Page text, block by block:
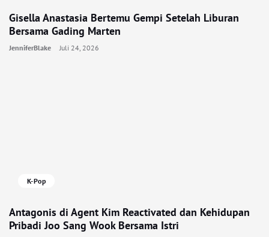
Gisella Anastasia Bertemu Gempi Setelah Liburan
Bersama Gading Marten
JenniferBlake Juli 24, 2026
K-Pop
Antagonis di Agent Kim Reactivated dan Kehidupan
Pribadi Joo Sang Wook Bersama Istri